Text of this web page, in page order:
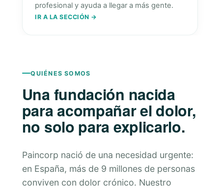
profesional y ayuda a llegar a más gente.
IR A LA SECCIÓN →
QUIÉNES SOMOS
Una fundación nacida
para acompañar el dolor,
no solo para explicarlo.
Paincorp nació de una necesidad urgente:
en España, más de 9 millones de personas
conviven con dolor crónico. Nuestro